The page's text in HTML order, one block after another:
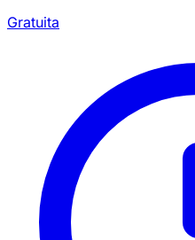
Gratuita